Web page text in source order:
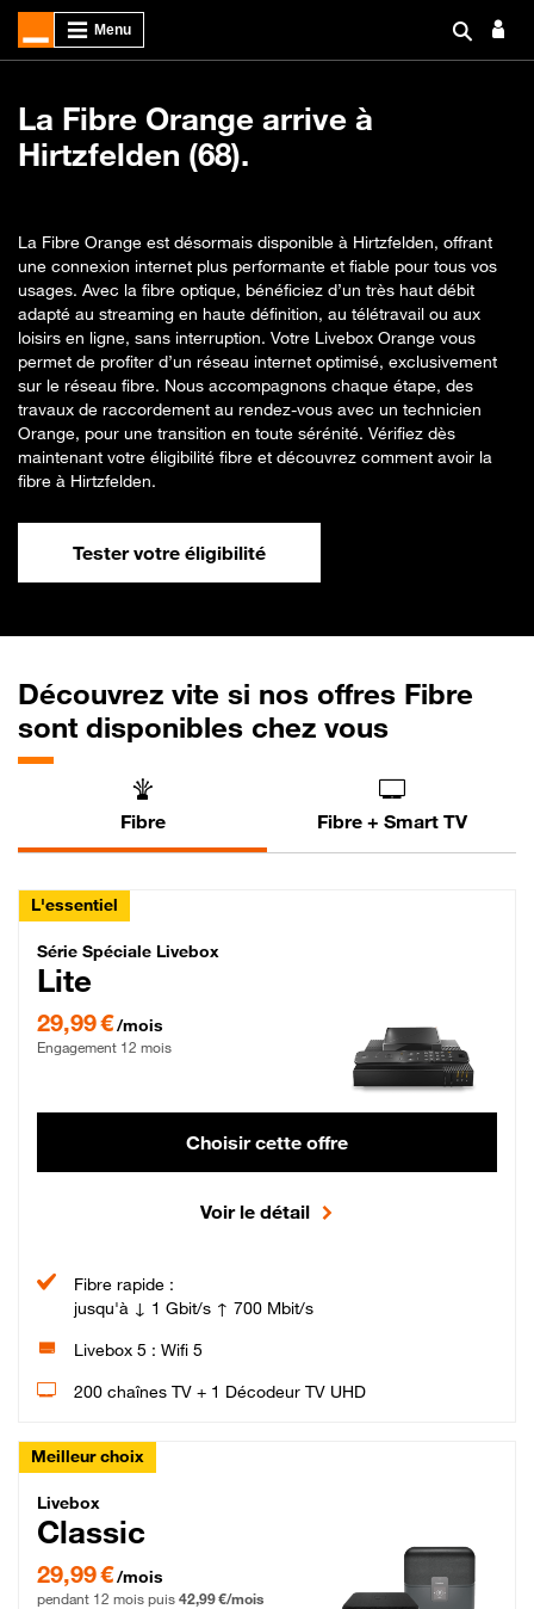
La Fibre Orange arrive à
Hirtzfelden (68).
La Fibre Orange est désormais disponible à Hirtzfelden, offrant
une connexion internet plus performante et fiable pour tous vos
usages. Avec la fibre optique, bénéficiez d’un très haut débit
adapté au streaming en haute définition, au télétravail ou aux
loisirs en ligne, sans interruption. Votre Livebox Orange vous
permet de profiter d’un réseau internet optimisé, exclusivement
sur le réseau fibre. Nous accompagnons chaque étape, des
travaux de raccordement au rendez-vous avec un technicien
Orange, pour une transition en toute sérénité. Vérifiez dès
maintenant votre éligibilité fibre et découvrez comment avoir la
fibre à Hirtzfelden.
Tester votre éligibilité
Découvrez vite si nos offres Fibre
sont disponibles chez vous
Fibre Fibre + Smart TV
L'essentiel
Série Spéciale Livebox Lite Fibre
Série Spéciale Livebox
Lite
29,99 €/mois
Engagement 12 mois
Choisir cette offre
Voir le détail
Fibre rapide :
jusqu'à ↓ 1 Gbit/s ↑ 700 Mbit/s
Livebox 5 : Wifi 5
200 chaînes TV + 1 Décodeur TV UHD
Meilleur choix
Livebox Classic Fibre
Livebox
Classic
29,99 € par mois pendant 12 mois puis 42,99 € par mois, Engagement 12 mois
29,99 €/mois
pendant 12 mois puis 42,99 €/mois